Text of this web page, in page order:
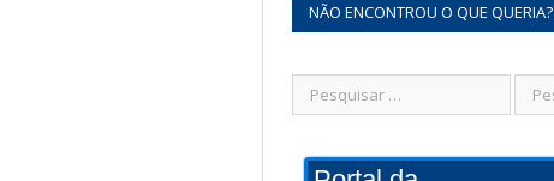
NÃO ENCONTROU O QUE QUERIA?